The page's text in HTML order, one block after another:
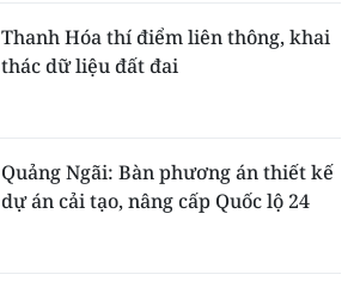
Thanh Hóa thí điểm liên thông, khai
thác dữ liệu đất đai
Quảng Ngãi: Bàn phương án thiết kế
dự án cải tạo, nâng cấp Quốc lộ 24